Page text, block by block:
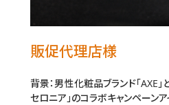
販促代理店様
背景：男性化粧品ブランド「AXE
セロニア」のコラボキャンペーンア